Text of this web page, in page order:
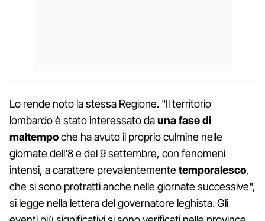
Lo rende noto la stessa Regione. "Il territorio
lombardo è stato interessato dauna fase di
maltempoche ha avuto il proprio culmine nelle
giornate dell'8 e del 9 settembre, con fenomeni
intensi, a carattere prevalentementetemporalesco,
che si sono protratti anche nelle giornate successive",
si legge nella lettera del governatore leghista. Gli